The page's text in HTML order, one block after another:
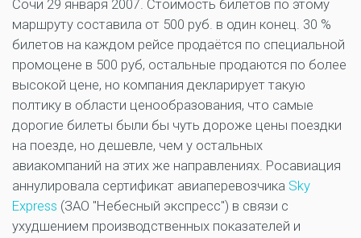
Сочи 29 января 2007. Стоимость билетов по этому
маршруту составила от 500 руб. в один конец. 30 %
билетов на каждом рейсе продаётся по специальной
промоцене в 500 руб, остальные продаются по более
высокой цене, но компания декларирует такую
полтику в области ценообразования, что самые
дорогие билеты были бы чуть дороже цены поездки
на поезде, но дешевле, чем у остальных
авиакомпаний на этих же направлениях. Росавиация
аннулировала сертификат авиаперевозчика Sky
Express (ЗАО "Небесный экспресс") в связи с
ухудшением производственных показателей и